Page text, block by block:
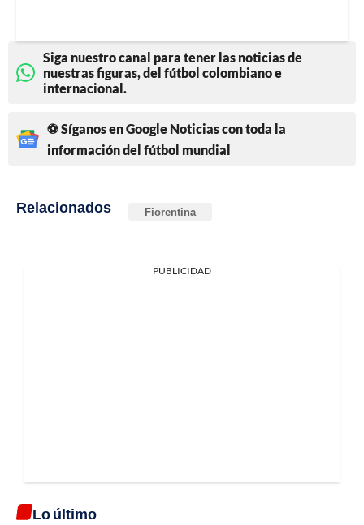
Siga nuestro canal para tener las noticias de
nuestras figuras, del fútbol colombiano e
internacional.
⚽ Síganos en Google Noticias con toda la
información del fútbol mundial
Relacionados Fiorentina
PUBLICIDAD
Lo último